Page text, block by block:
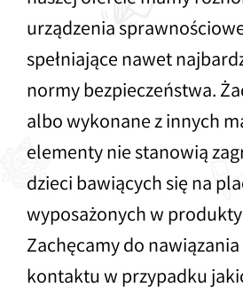
urządzenia
spełniające nawet
normy bezpieczeństwa.
albo wykonane z innych
elementy nie stanowią
dzieci bawiących się na
wyposażonych w
Zachęcamy do
kontaktu w przypadku